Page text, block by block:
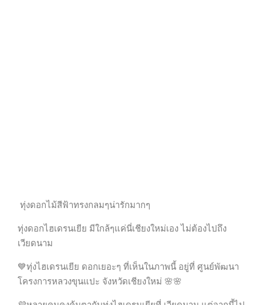
ทุ่งดอกไม้สีฟ้าทรงกลมๆน่ารักมากๆ
ทุ่งดอกไฮเดรนเยีย มีใกล้ๆแค่นี่เชียงใหม่เอง ไม่ต้องไปถึง
เวียดนาม
💙ทุ่งไฮเดรนเยีย ดอกเยอะๆ ที่เห็นในภาพนี้ อยู่ที่ ศูนย์พัฒนา
โครงการหลวงขุนแปะ จังหวัดเชียงใหม่ 🌸🌸